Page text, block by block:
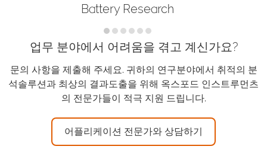
Battery Research
업무 분야에서 어려움을 겪고 계신가요?
문의 사항을 제출해 주세요. 귀하의 연구분야에서 취적의 분
석솔루션과 최상의 결과도출을 위해 옥스포드 인스트루먼츠
의 전문가들이 적극 지원 드립니다.
어플리케이션 전문가와 상담하기